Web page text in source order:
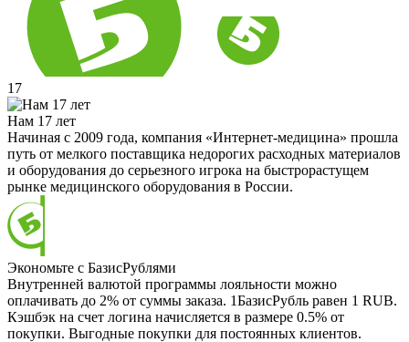
17
Нам 17 лет
Начиная с 2009 года, компания «Интернет-медицина» прошла
путь от мелкого поставщика недорогих расходных материалов
и оборудования до серьезного игрока на быстрорастущем
рынке медицинского оборудования в России.
Экономьте с БазисРублями
Внутренней валютой программы лояльности можно
оплачивать до 2% от суммы заказа. 1БазисРубль равен 1 RUB.
Кэшбэк на счет логина начисляется в размере 0.5% от
покупки. Выгодные покупки для постоянных клиентов.